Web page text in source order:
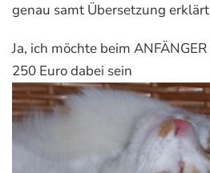
genau samt Übersetzung
Ja, ich möchte beim
250 Euro dabei sein